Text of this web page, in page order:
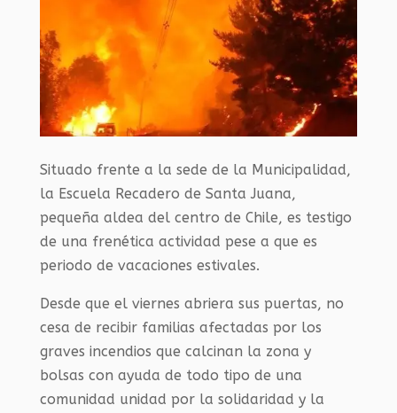
Situado frente a la sede de la Municipalidad,
la Escuela Recadero de Santa Juana,
pequeña aldea del centro de Chile, es testigo
de una frenética actividad pese a que es
periodo de vacaciones estivales.
Desde que el viernes abriera sus puertas, no
cesa de recibir familias afectadas por los
graves incendios que calcinan la zona y
bolsas con ayuda de todo tipo de una
comunidad unidad por la solidaridad y la